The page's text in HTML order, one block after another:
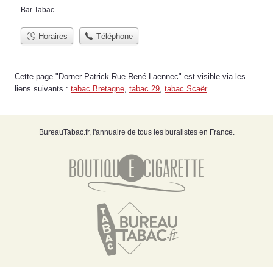
Bar Tabac
Horaires Téléphone
Cette page "Dorner Patrick Rue René Laennec" est visible via les
liens suivants : tabac Bretagne, tabac 29, tabac Scaër.
BureauTabac.fr, l'annuaire de tous les buralistes en France.